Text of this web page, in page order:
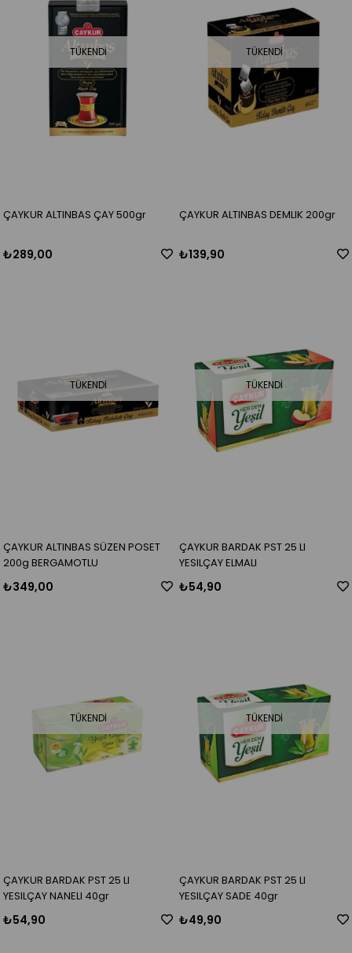
TÜKENDI
ÇAYKUR ALTINBAS ÇAY 500gr
₺289,00
TÜKENDI
ÇAYKUR ALTINBAS DEMLIK 200gr
₺139,90
TÜKENDI
ÇAYKUR ALTINBAS SÜZEN POSET
200g BERGAMOTLU
₺349,00
TÜKENDI
ÇAYKUR BARDAK PST 25 LI
YESILÇAY ELMALI
₺54,90
TÜKENDI
ÇAYKUR BARDAK PST 25 LI
YESILÇAY NANELI 40gr
₺54,90
TÜKENDI
ÇAYKUR BARDAK PST 25 LI
YESILÇAY SADE 40gr
₺49,90